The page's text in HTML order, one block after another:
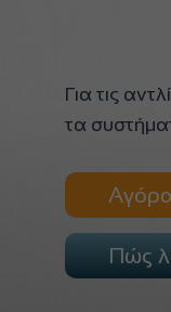
Για τις
τα
Πώς